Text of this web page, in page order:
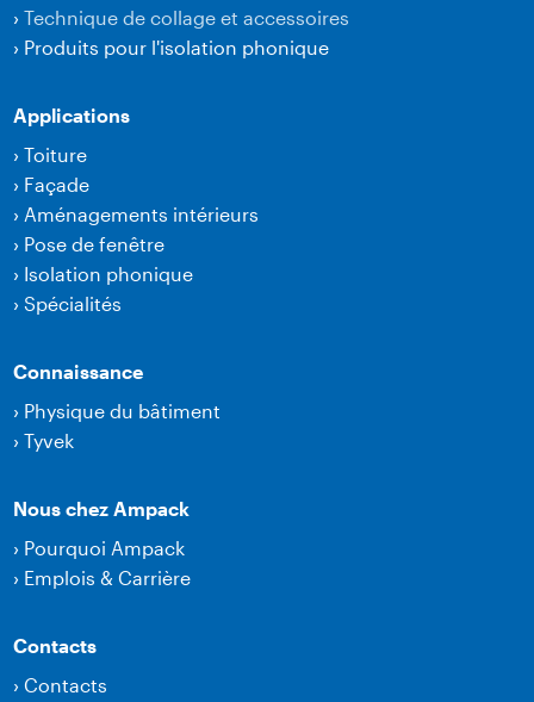
›Technique de collage et accessoires
› Produits pour l'isolation phonique
Applications
›Toiture
› Façade
› Aménagements intérieurs
› Pose de fenêtre
› Isolation phonique
›Spécialités
Connaissance
› Physique du bâtiment
›Tyvek
Nous chez Ampack
› Pourquoi Ampack
› Emplois & Carrière
Contacts
›Contacts